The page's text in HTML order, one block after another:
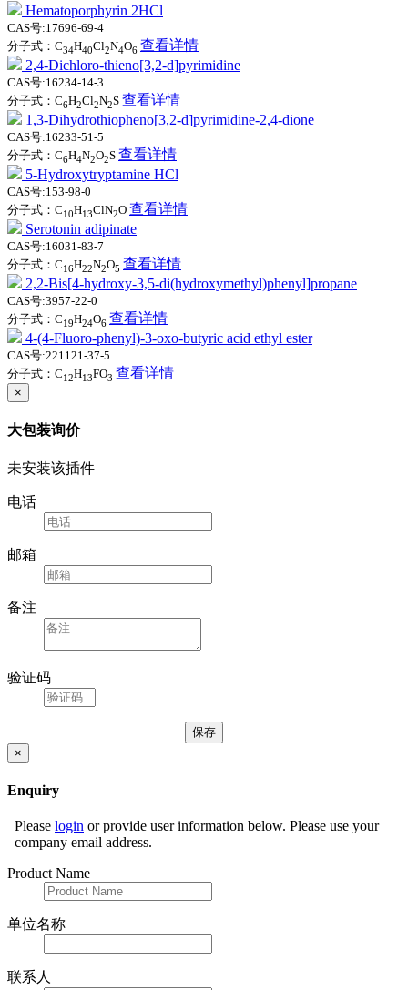
Hematoporphyrin 2HCl
CAS号:17696-69-4
分子式：C34H40Cl2N4O6 查看详情
2,4-Dichloro-thieno[3,2-d]pyrimidine
CAS号:16234-14-3
分子式：C6H2Cl2N2S 查看详情
1,3-Dihydrothiopheno[3,2-d]pyrimidine-2,4-dione
CAS号:16233-51-5
分子式：C6H4N2O2S 查看详情
5-Hydroxytryptamine HCl
CAS号:153-98-0
分子式：C10H13ClN2O 查看详情
Serotonin adipinate
CAS号:16031-83-7
分子式：C16H22N2O5 查看详情
2,2-Bis[4-hydroxy-3,5-di(hydroxymethyl)phenyl]propane
CAS号:3957-22-0
分子式：C19H24O6 查看详情
4-(4-Fluoro-phenyl)-3-oxo-butyric acid ethyl ester
CAS号:221121-37-5
分子式：C12H13FO3 查看详情
×
大包装询价
未安装该插件
电话
邮箱
备注
验证码
×
Enquiry
Please login or provide user information below. Please use your
company email address.
Product Name
单位名称
联系人